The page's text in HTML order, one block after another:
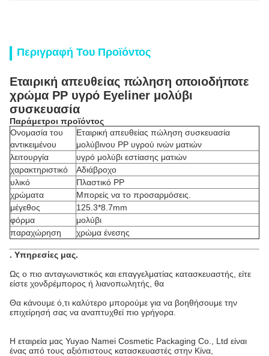
Περιγραφή Του Προϊόντος
Εταιρική απευθείας πώληση οποιοδήποτε
χρώμα PP υγρό Eyeliner μολύβι
συσκευασία
Παράμετροι προϊόντος
Ονομασία του
αντικειμένου
Εταιρική απευθείας πώληση συσκευασία
μολύβινου PP υγρού ινών ματιών
λειτουργία
υγρό μολύβι εστίασης ματιών
χαρακτηριστικό
Αδιάβροχο
υλικό
Πλαστικό PP
χρώματα
Μπορείς να το προσαρμόσεις.
μέγεθος
125.3*8.7mm
φόρμα
μολύβι
παραχώρηση
χρώμα ένεσης
. Υπηρεσίες μας.
Ως ο πιο ανταγωνιστικός και επαγγελματίας κατασκευαστής, είτε
είστε χονδρέμπορος ή λιανοπωλητής, θα
Θα κάνουμε ό,τι καλύτερο μπορούμε για να βοηθήσουμε την
επιχείρησή σας να αναπτυχθεί πιο γρήγορα.
Η εταιρεία μας Yuyao Namei Cosmetic Packaging Co., Ltd είναι
ένας από τους αξιόπιστους κατασκευαστές στην Κίνα,